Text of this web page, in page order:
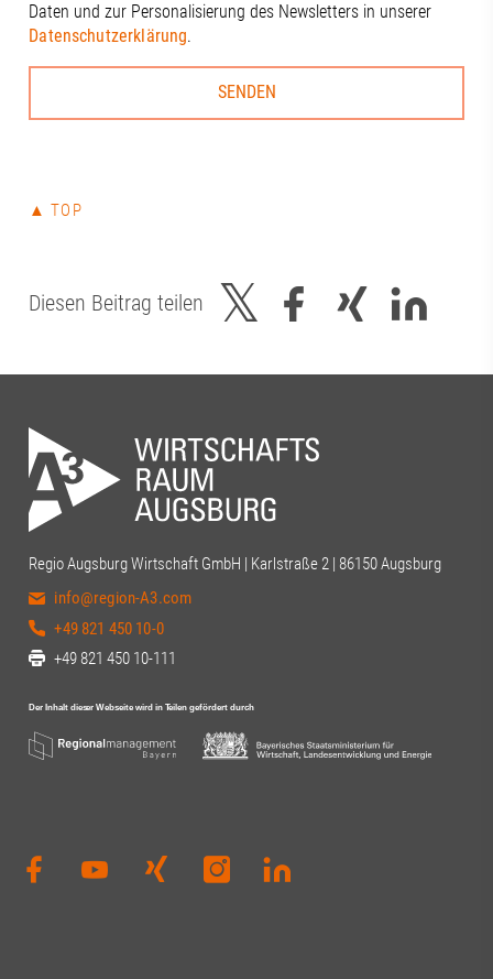
Daten und zur Personalisierung des Newsletters in unserer
Datenschutzerklärung.
▲ TOP
Diesen Beitrag teilen
Regio Augsburg Wirtschaft GmbH | Karlstraße 2 | 86150 Augsburg
info@region-A3.com
+49 821 450 10-0
+49 821 450 10-111